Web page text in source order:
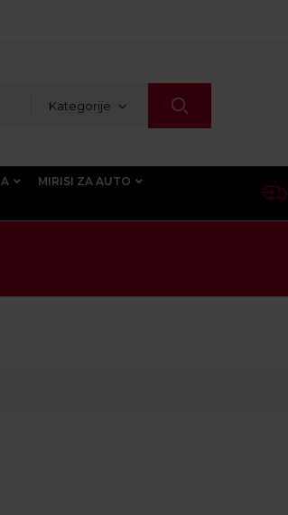
Kategorije
MIRISI ZA AUTO